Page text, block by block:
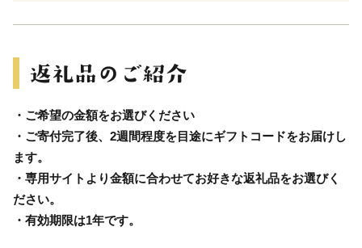
・ご希望の金額をお選びください
・ご寄付完了後、2週間程度を目途にギフトコードをお届けし
ます。
・専用サイトより金額に合わせてお好きな返礼品をお選びく
ださい。
・有効期限は1年です。